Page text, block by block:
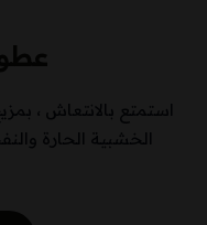
استمتع بالانتعاش ،
الخشبية الحارة